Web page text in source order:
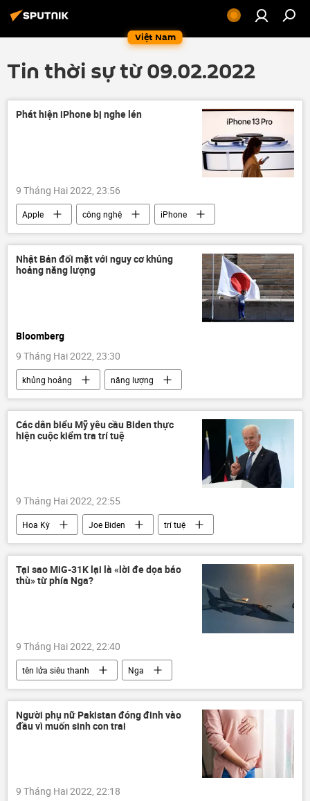
Việt Nam
Tin thời sự từ 09.02.2022
Phát hiện iPhone bị nghe lén
9 Tháng Hai 2022, 23:56
Apple công nghệ iPhone
Nhật Bản đối mặt với nguy cơ khủng
hoảng năng lượng
Bloomberg
9 Tháng Hai 2022, 23:30
khủng hoảng
năng lượng
Nhật Bản
Thế giới
Các dân biểu Mỹ yêu cầu Biden thực
hiện cuộc kiểm tra trí tuệ
9 Tháng Hai 2022, 22:55
Hoa Kỳ Joe Biden
trí tuệ
Thế giới
Tại sao MiG-31K lại là «lời đe dọa báo
thù» từ phía Nga?
9 Tháng Hai 2022, 22:40
tên lửa siêu thanh
Nga
Quan điểm-Ý kiến
chuyên gia
Quân sự
Kinzhal
Người phụ nữ Pakistan đóng đinh vào
đầu vì muốn sinh con trai
9 Tháng Hai 2022, 22:18